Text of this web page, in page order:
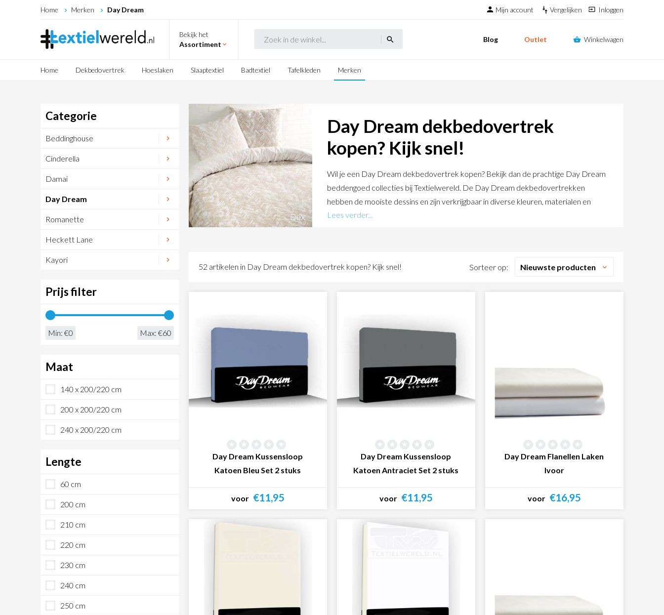
Home Merken Day Dream Mijn account Vergelijken Inloggen
Bekijk het
Assortiment
search Blog Outlet Winkelwagen
Home Dekbedovertrek Hoeslaken Slaaptextiel Badtextiel Tafelkleden Merken
Categorie
Beddinghouse
Cinderella
Damai
Day Dream
Romanette
Heckett Lane
Kayori
Prijs filter
Min: €0 Max: €60
Maat
140 x 200/220 cm
200 x 200/220 cm
240 x 200/220 cm
Lengte
60 cm
200 cm
210 cm
220 cm
230 cm
240 cm
250 cm
Day Dream dekbedovertrek
kopen? Kijk snel!
Wil je een Day Dream dekbedovertrek kopen? Bekijk dan de prachtige Day Dream
beddengoed collecties bij Textielwereld. De Day Dream dekbedovertrekken
hebben de mooiste dessins en zijn verkrijgbaar in diverse kleuren, materialen en
formaten. Daarnaast kun je bij Textielwereld ook Day Dream kussenslopen, lakens,
Lees verder...
52 artikelen in Day Dream dekbedovertrek kopen? Kijk snel! Sorteer op:
Day Dream Kussensloop
Katoen Bleu Set 2 stuks
voor €11,95
Day Dream Kussensloop
Katoen Antraciet Set 2 stuks
voor €11,95
Day Dream Flanellen Laken
Ivoor
voor €16,95